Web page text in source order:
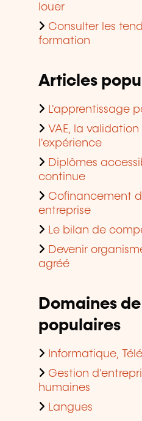
louer
Consulter les
formation
Articles
L'apprentissage
VAE, la
l'expérience
Diplômes
continue
Cofinancement
entreprise
Le bilan de
Devenir
agréé
Domaines
populaires
Informatique,
Gestion
humaines
Langues